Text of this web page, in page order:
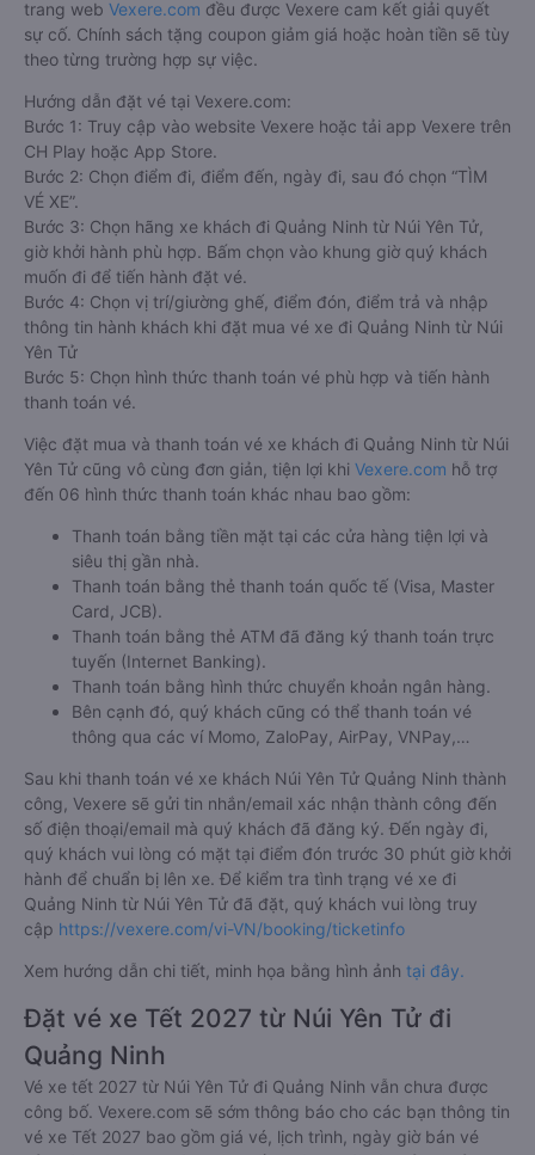
trang web Vexere.com đều được Vexere cam kết giải quyết
sự cố. Chính sách tặng coupon giảm giá hoặc hoàn tiền sẽ tùy
theo từng trường hợp sự việc.
Hướng dẫn đặt vé tại Vexere.com:
Bước 1: Truy cập vào website Vexere hoặc tải app Vexere trên
CH Play hoặc App Store.
Bước 2: Chọn điểm đi, điểm đến, ngày đi, sau đó chọn “TÌM
VÉ XE”.
Bước 3: Chọn hãng xe khách đi Quảng Ninh từ Núi Yên Tử,
giờ khởi hành phù hợp. Bấm chọn vào khung giờ quý khách
muốn đi để tiến hành đặt vé.
Bước 4: Chọn vị trí/giường ghế, điểm đón, điểm trả và nhập
thông tin hành khách khi đặt mua vé xe đi Quảng Ninh từ Núi
Yên Tử
Bước 5: Chọn hình thức thanh toán vé phù hợp và tiến hành
thanh toán vé.
Việc đặt mua và thanh toán vé xe khách đi Quảng Ninh từ Núi
Yên Tử cũng vô cùng đơn giản, tiện lợi khi Vexere.com hỗ trợ
đến 06 hình thức thanh toán khác nhau bao gồm:
Thanh toán bằng tiền mặt tại các cửa hàng tiện lợi và
siêu thị gần nhà.
Thanh toán bằng thẻ thanh toán quốc tế (Visa, Master
Card, JCB).
Thanh toán bằng thẻ ATM đã đăng ký thanh toán trực
tuyến (Internet Banking).
Thanh toán bằng hình thức chuyển khoản ngân hàng.
Bên cạnh đó, quý khách cũng có thể thanh toán vé
thông qua các ví Momo, ZaloPay, AirPay, VNPay,…
Sau khi thanh toán vé xe khách Núi Yên Tử Quảng Ninh thành
công, Vexere sẽ gửi tin nhắn/email xác nhận thành công đến
số điện thoại/email mà quý khách đã đăng ký. Đến ngày đi,
quý khách vui lòng có mặt tại điểm đón trước 30 phút giờ khởi
hành để chuẩn bị lên xe. Để kiểm tra tình trạng vé xe đi
Quảng Ninh từ Núi Yên Tử đã đặt, quý khách vui lòng truy
cập https://vexere.com/vi-VN/booking/ticketinfo
Xem hướng dẫn chi tiết, minh họa bằng hình ảnh tại đây.
Đặt vé xe Tết 2027 từ Núi Yên Tử đi
Quảng Ninh
Vé xe tết 2027 từ Núi Yên Tử đi Quảng Ninh vẫn chưa được
công bố. Vexere.com sẽ sớm thông báo cho các bạn thông tin
vé xe Tết 2027 bao gồm giá vé, lịch trình, ngày giờ bán vé